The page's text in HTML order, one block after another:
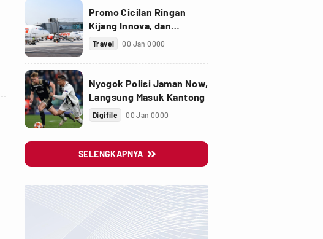
Promo Cicilan Ringan
Kijang Innova, dan
Fortuner Setelah Diskon
PPnBM
Travel 00 Jan 0000
Nyogok Polisi Jaman Now,
Langsung Masuk Kantong
Digifile 00 Jan 0000
SELENGKAPNYA 